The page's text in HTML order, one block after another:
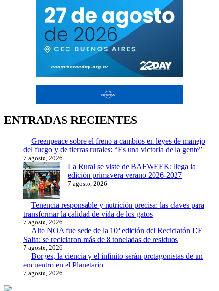
ENTRADAS RECIENTES
Greenpeace sobre el freno a cambios en leyes de manejo
del fuego y de tierras rurales: “Es una victoria de la gente”
7 agosto, 2026
La Rural se viste de BAFWEEK: llega la
edición primavera verano 2026-2027
7 agosto, 2026
Tenencia responsable y nutrición precisa: las claves para
transformar la calidad de vida de los gatos
7 agosto, 2026
Alto NOA fue sede de la 10ª edición del Reciclatón DE
Salta: se reciclaron más de 8 toneladas de residuos
7 agosto, 2026
Borges, la ciencia y el infinito serán protagonistas de un
encuentro en el Planetario
7 agosto, 2026